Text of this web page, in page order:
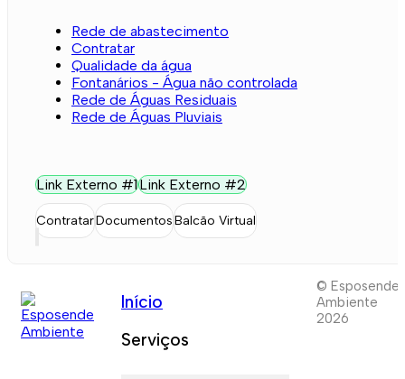
Rede de abastecimento
Contratar
Qualidade da água
Fontanários - Água não controlada
Rede de Águas Residuais
Rede de Águas Pluviais
Link Externo #1Link Externo #2
ContratarDocumentosBalcão Virtual
Início
Serviços
© Esposende
Ambiente
2026